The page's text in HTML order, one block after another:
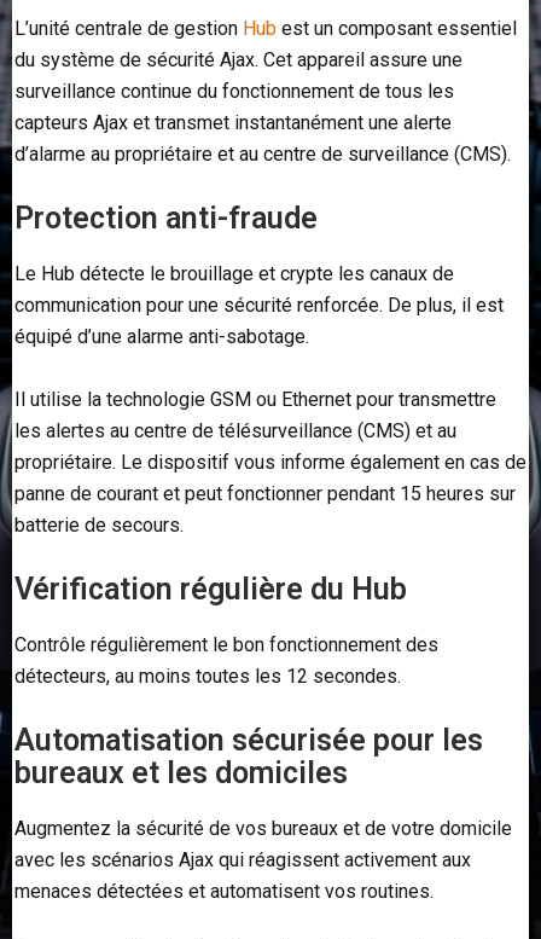
L’unité centrale de gestion Hub est un composant essentiel
du système de sécurité Ajax. Cet appareil assure une
surveillance continue du fonctionnement de tous les
capteurs Ajax et transmet instantanément une alerte
d’alarme au propriétaire et au centre de surveillance (CMS).
Protection anti-fraude
Le Hub détecte le brouillage et crypte les canaux de
communication pour une sécurité renforcée. De plus, il est
équipé d’une alarme anti-sabotage.
Il utilise la technologie GSM ou Ethernet pour transmettre
les alertes au centre de télésurveillance (CMS) et au
propriétaire. Le dispositif vous informe également en cas de
panne de courant et peut fonctionner pendant 15 heures sur
batterie de secours.
Vérification régulière du Hub
Contrôle régulièrement le bon fonctionnement des
détecteurs, au moins toutes les 12 secondes.
Automatisation sécurisée pour les
bureaux et les domiciles
Augmentez la sécurité de vos bureaux et de votre domicile
avec les scénarios Ajax qui réagissent activement aux
menaces détectées et automatisent vos routines.